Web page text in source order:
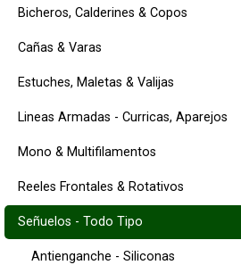
Bicheros, Calderines & Copos
Cañas & Varas
Estuches, Maletas & Valijas
Lineas Armadas - Curricas, Aparejos
Mono & Multifilamentos
Reeles Frontales & Rotativos
Señuelos - Todo Tipo
Antienganche - Siliconas